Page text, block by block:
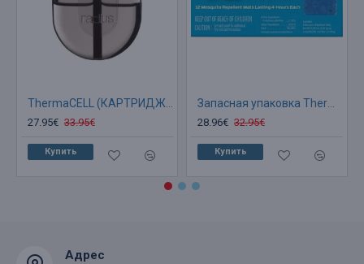
27.95€ 33.95€
Купить
28.96€ 32.95€
Купить
Адрес